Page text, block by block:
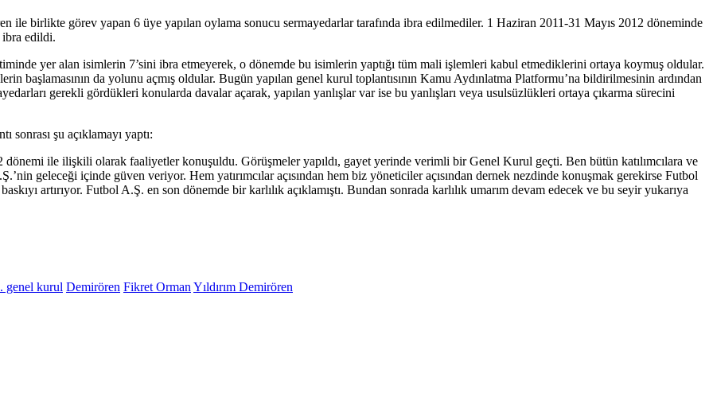
ile birlikte görev yapan 6 üye yapılan oylama sonucu sermayedarlar tarafında ibra edilmediler. 1 Haziran 2011-31 Mayıs 2012 döneminde
ibra edildi.
yer alan isimlerin 7’sini ibra etmeyerek, o dönemde bu isimlerin yaptığı tüm mali işlemleri kabul etmediklerini ortaya koymuş oldular.
başlamasının da yolunu açmış oldular. Bugün yapılan genel kurul toplantısının Kamu Aydınlatma Platformu’na bildirilmesinin ardından
gerekli gördükleri konularda davalar açarak, yapılan yanlışlar var ise bu yanlışları veya usulsüzlükleri ortaya çıkarma sürecini
şu açıklamayı yaptı:
ile ilişkili olarak faaliyetler konuşuldu. Görüşmeler yapıldı, gayet yerinde verimli bir Genel Kurul geçti. Ben bütün katılımcılara ve
geleceği içinde güven veriyor. Hem yatırımcılar açısından hem biz yöneticiler açısından dernek nezdinde konuşmak gerekirse Futbol
artırıyor. Futbol A.Ş. en son dönemde bir karlılık açıklamıştı. Bundan sonrada karlılık umarım devam edecek ve bu seyir yukarıya
genel kurul Demirören Fikret Orman Yıldırım Demirören